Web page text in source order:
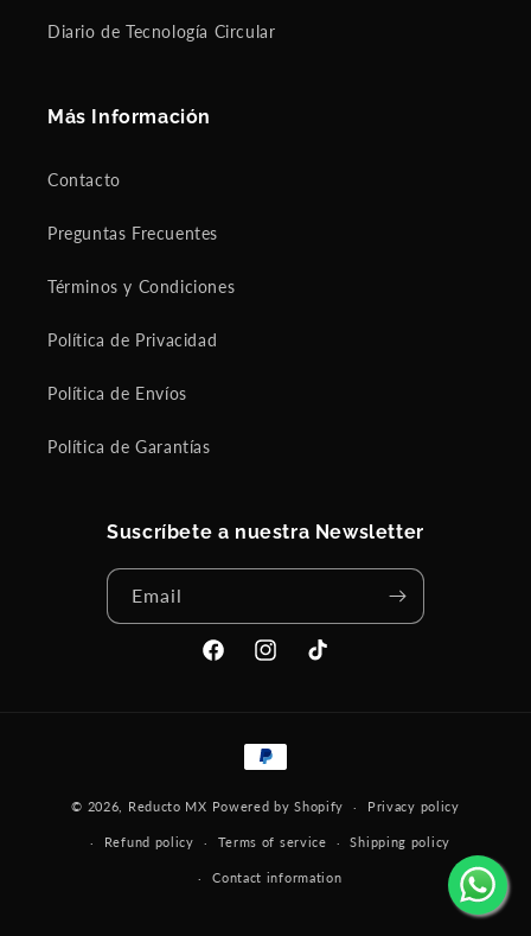
Diario de Tecnología Circular
Más Información
Contacto
Preguntas Frecuentes
Términos y Condiciones
Política de Privacidad
Política de Envíos
Política de Garantías
Suscríbete a nuestra Newsletter
Email
FacebookInstagramTikTok
Payment
© 2026, Reducto MX Powered by Shopify Privacy policy
Refund policy Terms of service Shipping policy
Contact information